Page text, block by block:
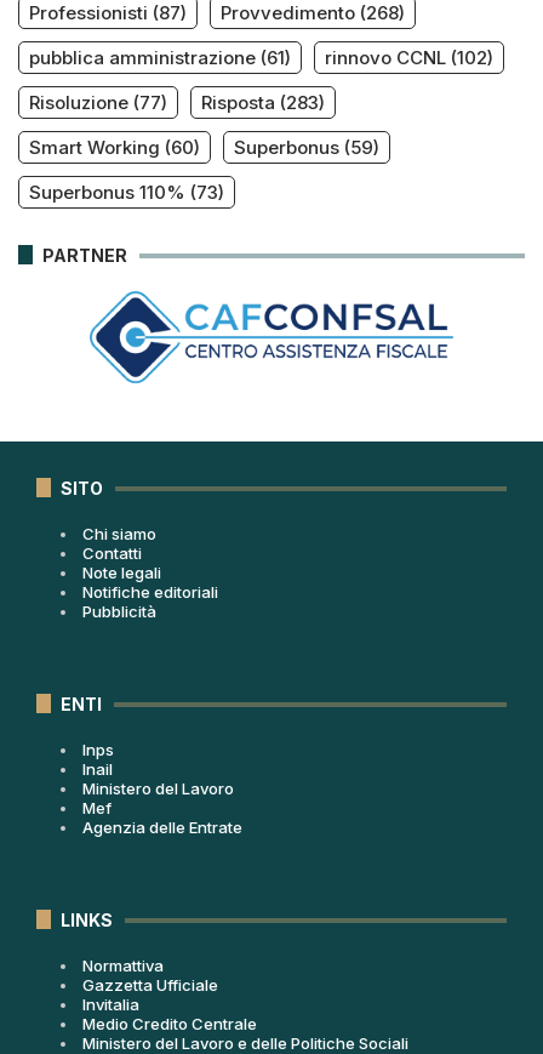
Professionisti (87) Provvedimento (268)
pubblica amministrazione (61) rinnovo CCNL (102)
Risoluzione (77) Risposta (283)
Smart Working (60) Superbonus (59)
Superbonus 110% (73)
PARTNER
SITO
Chi siamo
Contatti
Note legali
Notifiche editoriali
Pubblicità
ENTI
Inps
Inail
Ministero del Lavoro
Mef
Agenzia delle Entrate
LINKS
Normattiva
Gazzetta Ufficiale
Invitalia
Medio Credito Centrale
Ministero del Lavoro e delle Politiche Sociali